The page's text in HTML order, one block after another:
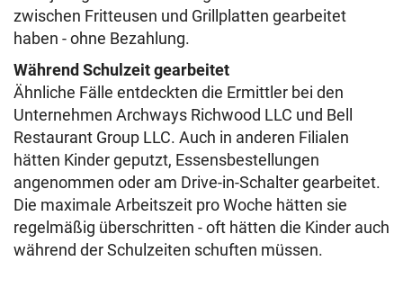
zwischen Fritteusen und Grillplatten gearbeitet
haben - ohne Bezahlung.
Während Schulzeit gearbeitet
Ähnliche Fälle entdeckten die Ermittler bei den
Unternehmen Archways Richwood LLC und Bell
Restaurant Group LLC. Auch in anderen Filialen
hätten Kinder geputzt, Essensbestellungen
angenommen oder am Drive-in-Schalter gearbeitet.
Die maximale Arbeitszeit pro Woche hätten sie
regelmäßig überschritten - oft hätten die Kinder auch
während der Schulzeiten schuften müssen.